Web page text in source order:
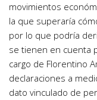
movimientos
la que superaría
por lo que podría
se tienen en cuenta
cargo de Florentino
declaraciones a
dato vinculado de